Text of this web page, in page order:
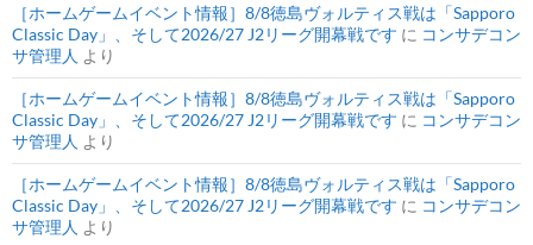
［ホームゲームイベント情報］8/8徳島ヴォルティス戦は「Sapporo
Classic Day」、そして2026/27 J2リーグ開幕戦です に コンサデコン
サ管理人 より
［ホームゲームイベント情報］8/8徳島ヴォルティス戦は「Sapporo
Classic Day」、そして2026/27 J2リーグ開幕戦です に コンサデコン
サ管理人 より
［ホームゲームイベント情報］8/8徳島ヴォルティス戦は「Sapporo
Classic Day」、そして2026/27 J2リーグ開幕戦です に コンサデコン
サ管理人 より